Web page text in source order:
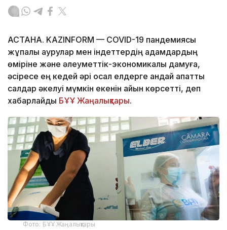
АСТАНА. KAZINFORM — COVID-19 пандемиясы
жұқпалы аурулар мен індеттердің адамдардың
өміріне және әлеуметтік-экономикалық дамуға,
әсіресе ең кедей әрі осал елдерге қандай апатты
салдар әкелуі мүмкін екенін айқын көрсетті, деп
хабарлайды БҰҰ Жаңалықтары.
Фото: БҰҰ Жаңалықтары